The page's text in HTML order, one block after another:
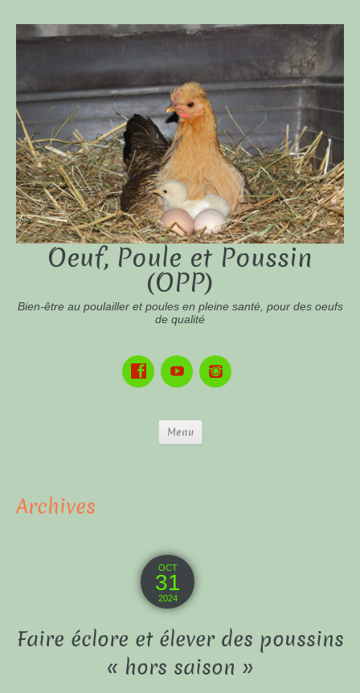
Oeuf, Poule et Poussin
(OPP)
Bien-être au poulailler et poules en pleine santé, pour des oeufs
de qualité
Menu
Archives
OCT
31
2024
Faire éclore et élever des poussins
« hors saison »